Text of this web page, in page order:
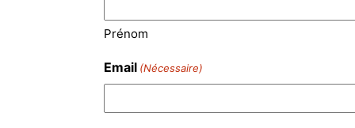
Prénom
Email (Nécessaire)